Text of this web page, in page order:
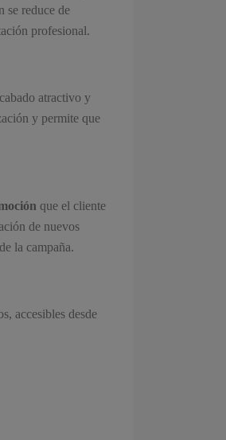
se reduce de
profesional.
atractivo y
y permite que
que el cliente
de nuevos
la campaña.
accesibles desde